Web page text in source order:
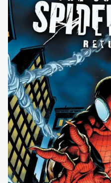
tutte le storie di Batman di [']